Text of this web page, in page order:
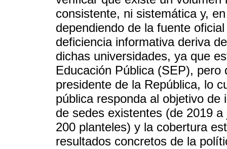
consistente, ni sistemática y,
dependiendo de la fuente
deficiencia informativa deriva
dichas universidades, ya que
Educación Pública (SEP),
presidente de la República, lo
pública responda al objetivo
de sedes existentes (de 2019
200 planteles) y la cobertura
resultados concretos de la